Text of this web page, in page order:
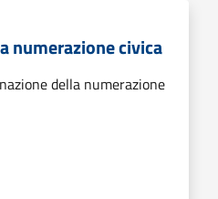
numerazione civica
della numerazione